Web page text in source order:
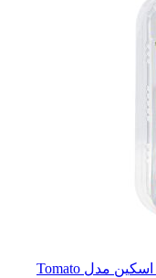
ماسک صورت سالاد سوپر فود فارم اسکین مدل Tomato